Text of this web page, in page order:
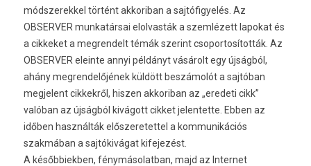
módszerekkel történt akkoriban a sajtófigyelés. Az
OBSERVER munkatársai elolvasták a szemlézett lapokat és
a cikkeket a megrendelt témák szerint csoportosították. Az
OBSERVER eleinte annyi példányt vásárolt egy újságból,
ahány megrendelőjének küldött beszámolót a sajtóban
megjelent cikkekről, hiszen akkoriban az „eredeti cikk”
valóban az újságból kivágott cikket jelentette. Ebben az
időben használták előszeretettel a kommunikációs
szakmában a sajtókivágat kifejezést.
A későbbiekben, fénymásolatban, majd az Internet